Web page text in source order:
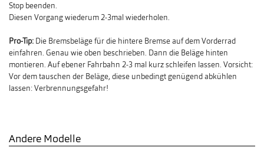
Stop beenden.
Diesen Vorgang wiederum 2-3mal wiederholen.
Pro-Tip: Die Bremsbeläge für die hintere Bremse auf dem Vorderrad
einfahren. Genau wie oben beschrieben. Dann die Beläge hinten
montieren. Auf ebener Fahrbahn 2-3 mal kurz schleifen lassen. Vorsicht:
Vor dem tauschen der Beläge, diese unbedingt genügend abkühlen
lassen: Verbrennungsgefahr!
Andere Modelle